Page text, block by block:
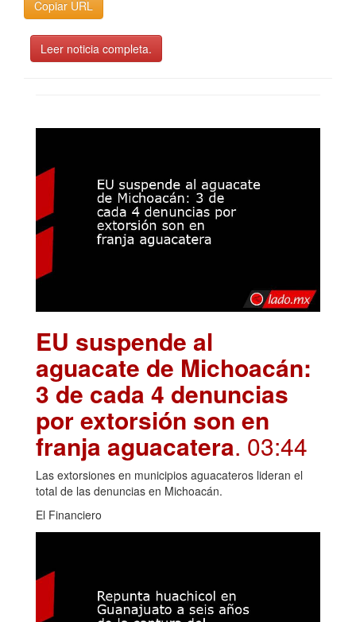
Copiar URL
Leer noticia completa.
EU suspende al
aguacate de Michoacán:
3 de cada 4 denuncias
por extorsión son en
franja aguacatera. 03:44
Las extorsiones en municipios aguacateros lideran el
total de las denuncias en Michoacán.
El Financiero